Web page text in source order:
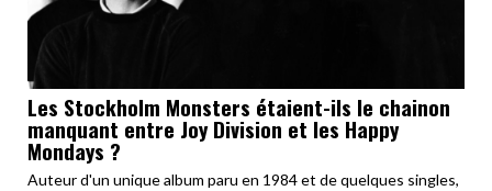
Les Stockholm Monsters étaient-ils le chainon
manquant entre Joy Division et les Happy
Mondays ?
Auteur d'un unique album paru en 1984 et de quelques singles,